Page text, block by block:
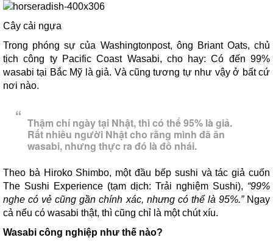
Cây cải ngựa
Trong phóng sự của Washingtonpost, ông Briant Oats, chủ
tịch công ty Pacific Coast Wasabi, cho hay: Có đến 99%
wasabi tại Bắc Mỹ là giả. Và cũng tương tự như vậy ở bất cứ
nơi nào.
Thậm chí ngày tại Nhật, thì có thể 95% là giả.
Rất nhiều người Nhật cho rằng mình đã ăn
wasabi, nhưng thực ra đó là đồ nhái.
Theo bà Hiroko Shimbo, một đầu bếp sushi và tác giả cuốn
The Sushi Experience (tạm dịch: Trải nghiệm Sushi), “99%
nghe có vẻ cũng gần chính xác, nhưng có thể là 95%.”Ngay
cả nếu có wasabi thật, thì cũng chỉ là một chút xíu.
Wasabi công nghiệp như thế nào?